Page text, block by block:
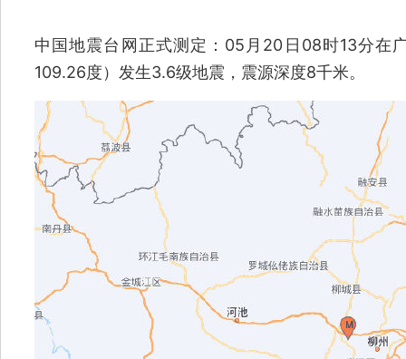
中国地震台网正式测定：05月20日08时13分在
109.26度）发生3.6级地震，震源深度8千米。